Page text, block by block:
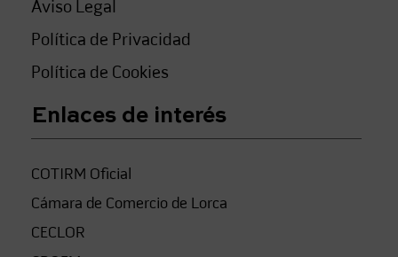
Aviso Legal
Política de Privacidad
Política de Cookies
Enlaces de interés
COTIRM Oficial
Cámara de Comercio de Lorca
CECLOR